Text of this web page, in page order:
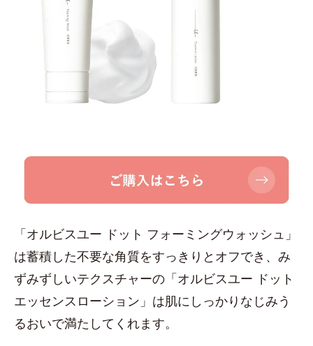
「オルビスユー ドット フォーミングウォッシュ」
は蓄積した不要な角質をすっきりとオフでき、み
ずみずしいテクスチャーの「オルビスユー ドット
エッセンスローション」は肌にしっかりなじみう
るおいで満たしてくれます。